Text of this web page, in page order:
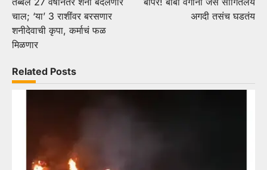
navigation
चाल; ‘या’ 3 राशींवर बरसणार
शनीदेवाची कृपा, कर्माचं फळ
मिळणार
अगदी तसंच घडतंय
Related Posts